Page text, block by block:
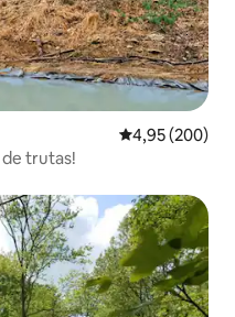
4,95 de uma
4,95 (200)
trutas!
hóspedes